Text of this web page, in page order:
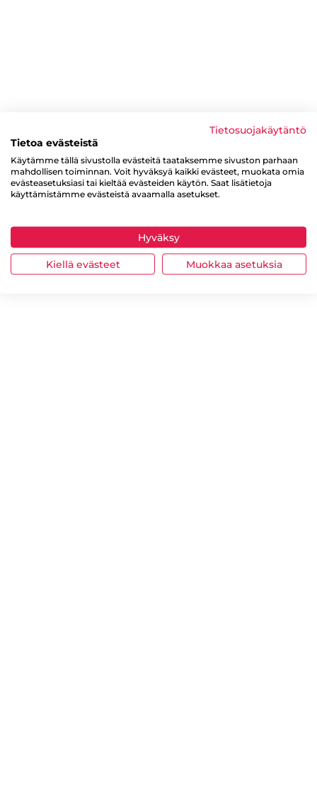
Tietosuojakäytäntö
Tietoa evästeistä
Käytämme tällä sivustolla evästeitä taataksemme sivuston parhaan
mahdollisen toiminnan. Voit hyväksyä kaikki evästeet, muokata omia
evästeasetuksiasi tai kieltää evästeiden käytön. Saat lisätietoja
käyttämistämme evästeistä avaamalla asetukset.
Hyväksy
Kiellä evästeet Muokkaa asetuksia